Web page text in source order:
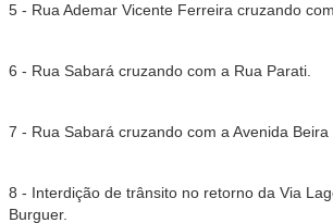
5 - Rua Ademar Vicente Ferreira cruzando
6 - Rua Sabará cruzando com a Rua Parati.
7 - Rua Sabará cruzando com a Avenida Beira
8 - Interdição de trânsito no retorno da Via
Burguer.